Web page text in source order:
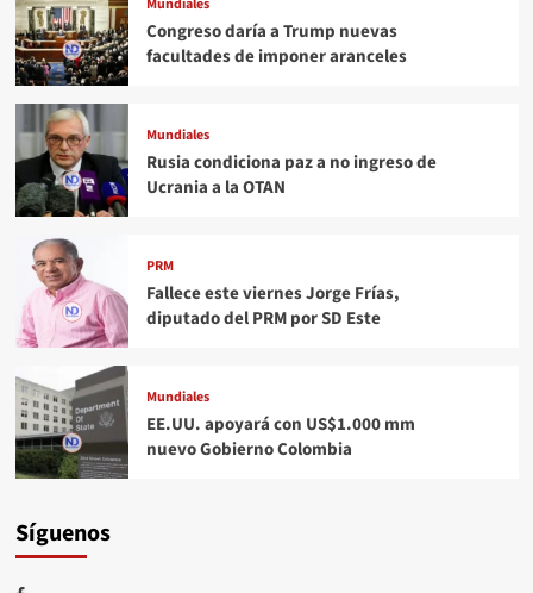
Congreso daría a Trump nuevas
facultades de imponer aranceles
Mundiales
Rusia condiciona paz a no ingreso de
Ucrania a la OTAN
PRM
Fallece este viernes Jorge Frías,
diputado del PRM por SD Este
Mundiales
EE.UU. apoyará con US$1.000 mm
nuevo Gobierno Colombia
Síguenos